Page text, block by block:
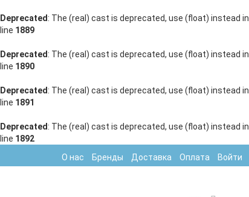
Deprecated : The (real) cast is deprecated, use (float) instead in
line 1889
Deprecated : The (real) cast is deprecated, use (float) instead in
line 1890
Deprecated : The (real) cast is deprecated, use (float) instead in
line 1891
Deprecated : The (real) cast is deprecated, use (float) instead in
line 1892
О нас
Бренды Доставка Оплата Войти